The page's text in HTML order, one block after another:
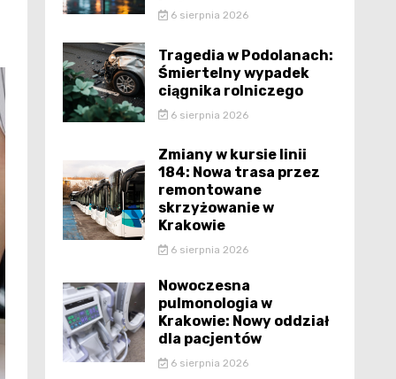
6 sierpnia 2026
Tragedia w Podolanach:
Śmiertelny wypadek
ciągnika rolniczego
6 sierpnia 2026
Zmiany w kursie linii
184: Nowa trasa przez
remontowane
skrzyżowanie w
Krakowie
6 sierpnia 2026
Nowoczesna
pulmonologia w
Krakowie: Nowy oddział
dla pacjentów
6 sierpnia 2026